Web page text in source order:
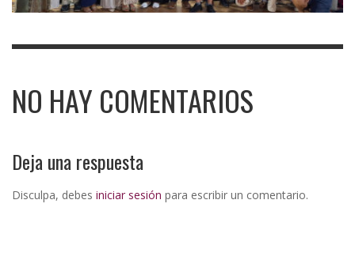
NO HAY COMENTARIOS
Deja una respuesta
Disculpa, debes iniciar sesión para escribir un comentario.